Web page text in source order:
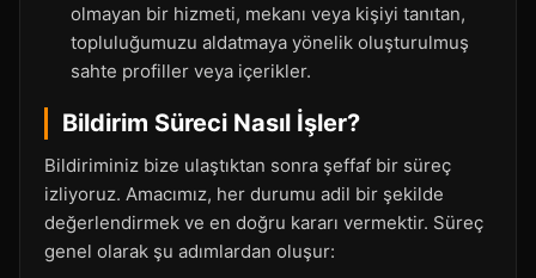
olmayan bir hizmeti, mekanı veya kişiyi tanıtan,
topluluğumuzu aldatmaya yönelik oluşturulmuş
sahte profiller veya içerikler.
Bildirim Süreci Nasıl İşler?
Bildiriminiz bize ulaştıktan sonra şeffaf bir süreç
izliyoruz. Amacımız, her durumu adil bir şekilde
değerlendirmek ve en doğru kararı vermektir. Süreç
genel olarak şu adımlardan oluşur: